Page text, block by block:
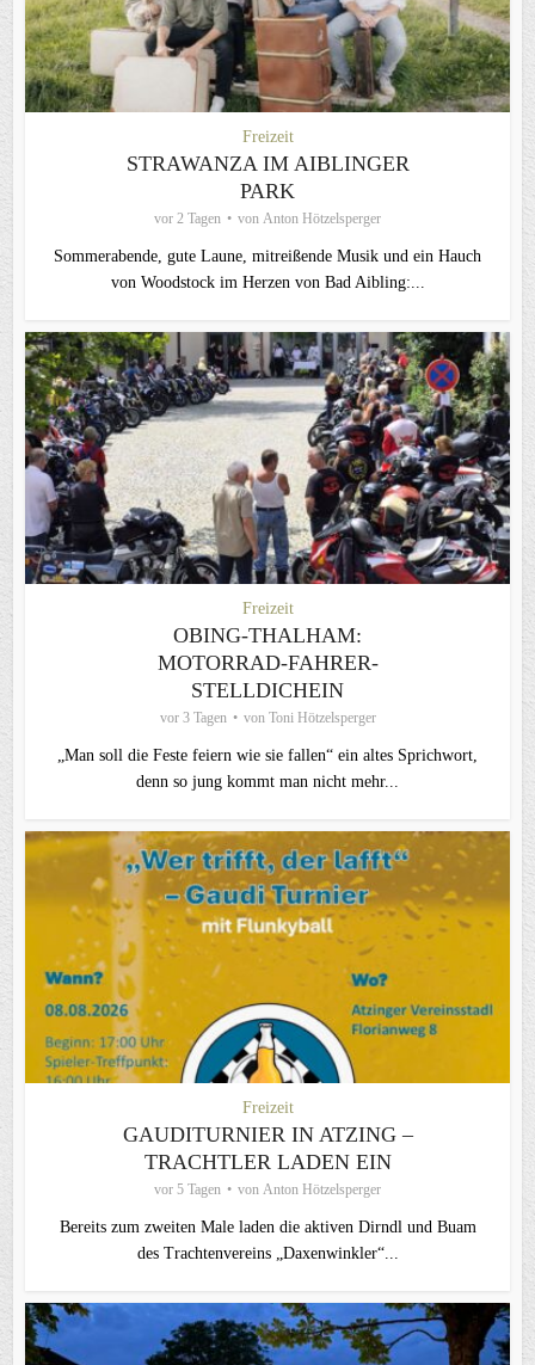
Freizeit
STRAWANZA IM AIBLINGER
PARK
vor 2 Tagen von Anton Hötzelsperger
Sommerabende, gute Laune, mitreißende Musik und ein Hauch
von Woodstock im Herzen von Bad Aibling:...
Freizeit
OBING-THALHAM:
MOTORRAD-FAHRER-
STELLDICHEIN
vor 3 Tagen von Toni Hötzelsperger
„Man soll die Feste feiern wie sie fallen“ ein altes Sprichwort,
denn so jung kommt man nicht mehr...
Freizeit
GAUDITURNIER IN ATZING –
TRACHTLER LADEN EIN
vor 5 Tagen von Anton Hötzelsperger
Bereits zum zweiten Male laden die aktiven Dirndl und Buam
des Trachtenvereins „Daxenwinkler“...